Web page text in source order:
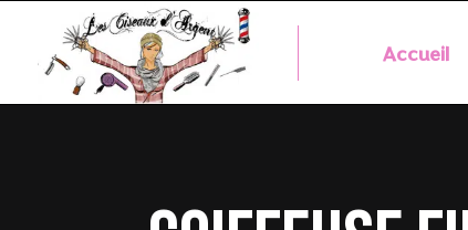
Accueil